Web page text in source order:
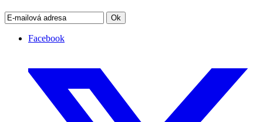
Ok
Facebook